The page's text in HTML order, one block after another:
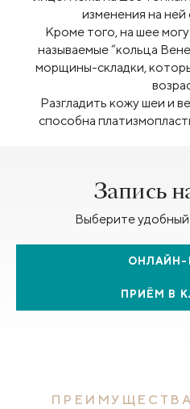
изменения на ней
Кроме того, на шее
называемые “кольца
морщины-складки,
Разгладить кожу шеи и
способна
Запись
Выберите
ОНЛАЙН-